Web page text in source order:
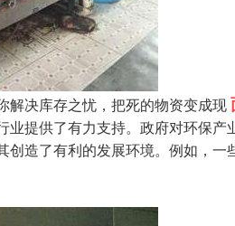
解决库存之忧，把死的物资变成现
业提供了有力支持。政府对环保
创造了有利的发展环境。例如，